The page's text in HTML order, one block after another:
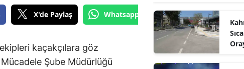
X'de Paylaş Whatsapp'tan Gönder
kaçakçılara göz
Mücadele Şube Müdürlüğü